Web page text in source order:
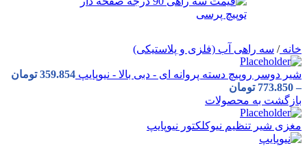
خانه/ سه راهی آب (فلزی و پلاستیکی)
شیر دوسر روپیچ دسته پروانه ای - دبی بالا - نیوپایپ 359.854 تومان
–
773.850 تومان
بازگشت به محصولات
مغزی شیر تنظیم نیوکلکتور نیوپایپ